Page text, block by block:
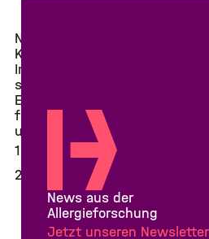
Neurodermitis:
Künstliche
Intelligenz
schafft
Erkenntnisse
für Prävention
und Therapie
18. Januar
2022
News aus der
Allergieforschung
Jetzt unseren Newsletter